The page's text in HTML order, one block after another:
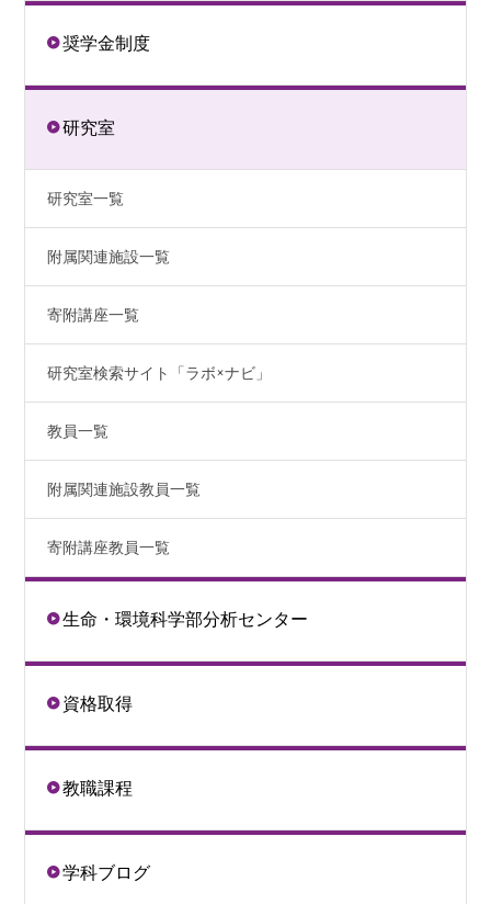
奨学金制度
研究室
研究室一覧
附属関連施設一覧
寄附講座一覧
研究室検索サイト「ラボ×ナビ」
教員一覧
附属関連施設教員一覧
寄附講座教員一覧
生命・環境科学部分析センター
資格取得
教職課程
学科ブログ